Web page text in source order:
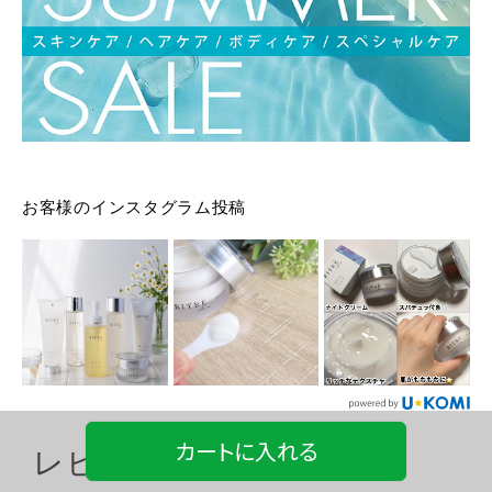
カートに入れる
お客様のインスタグラム投稿
レビュー